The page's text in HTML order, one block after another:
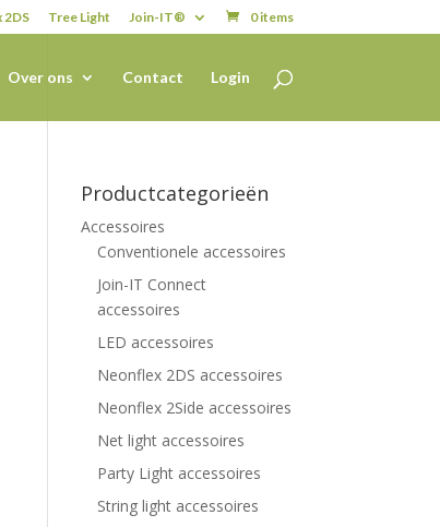
2DS Tree Light Join-IT® 0 items
Over ons Contact Login
Productcategorieën
Accessoires
Conventionele accessoires
Join-IT Connect
accessoires
LED accessoires
Neonflex 2DS accessoires
Neonflex 2Side accessoires
Net light accessoires
Party Light accessoires
String light accessoires